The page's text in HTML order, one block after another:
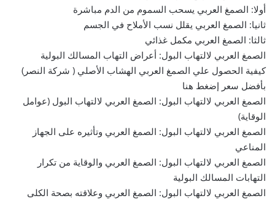
أولا: الصمغ العربي يسحب السموم من الدم مباشرة
ثانيا: الصمغ العربي يقلل نسب الأملاح في الجسم
ثالثا: الصمغ العربي مكمل غذائي
الصمغ العربي لالتهاب البول: أعراض التهاب المسالك البولية
كيفية الحصول علي الصمغ العربي الهشاب الأصلي ( شركة النصر)
بأفضل سعر إضغط هنا
الصمغ العربي لالتهاب البول: الصمغ العربي لالتهاب البول (عوامل
الوقاية)
الصمغ العربي لالتهاب البول: الصمغ العربي وتأثيره على الجهاز
المناعي
الصمغ العربي لالتهاب البول: الصمغ العربي والوقاية من تكرار
التهابات المسالك البولية
الصمغ العربي لالتهاب البول: الصمغ العربي وعلاقته بصحة الكلى